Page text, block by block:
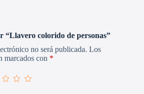
“Llavero colorido de personas”
no será publicada. Los
marcados con *